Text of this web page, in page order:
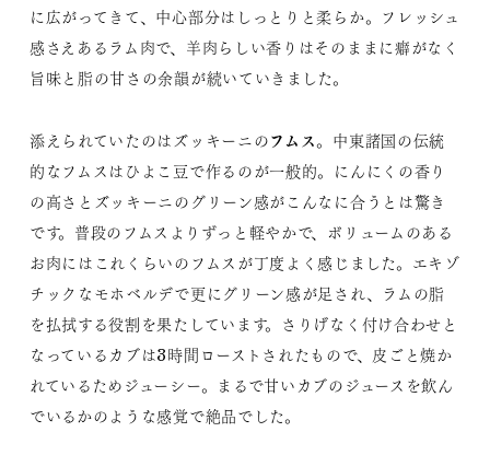
に広がってきて、中心部分はしっとりと柔らか。フレッシュ
感さえあるラム肉で、羊肉らしい香りはそのままに癖がなく
旨味と脂の甘さの余韻が続いていきました。
添えられていたのはズッキーニのフムス。中東諸国の伝統
的なフムスはひよこ豆で作るのが一般的。にんにくの香り
の高さとズッキーニのグリーン感がこんなに合うとは驚き
です。普段のフムスよりずっと軽やかで、ボリュームのある
お肉にはこれくらいのフムスが丁度よく感じました。エキゾ
チックなモホベルデで更にグリーン感が足され、ラムの脂
を払拭する役割を果たしています。さりげなく付け合わせと
なっているカブは3時間ローストされたもので、皮ごと焼か
れているためジューシー。まるで甘いカブのジュースを飲ん
でいるかのような感覚で絶品でした。